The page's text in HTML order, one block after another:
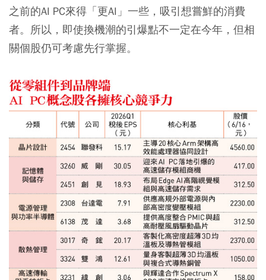
之前的AI PC來得「更AI」一些，吸引想嘗鮮的消費
者。所以，即使換機潮的引爆點不一定在今年，但相
關個股仍可考慮先行掌握。